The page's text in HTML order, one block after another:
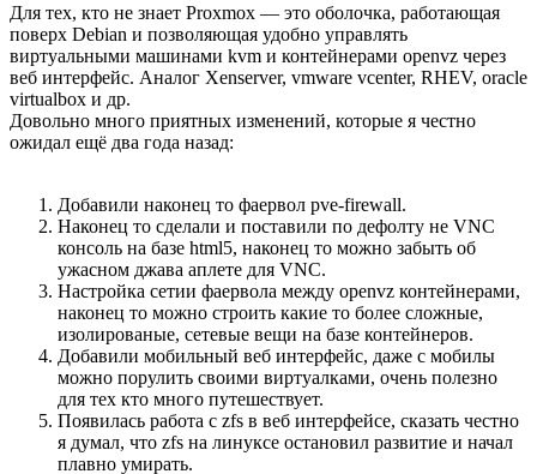
Для тех, кто не знает Proxmox — это оболочка, работающая
поверх Debian и позволяющая удобно управлять
виртуальными машинами kvm и контейнерами openvz через
веб интерфейс. Аналог Xenserver, vmware vcenter, RHEV, oracle
virtualbox и др.
Довольно много приятных изменений, которые я честно
ожидал ещё два года назад:
Добавили наконец то фаервол pve-firewall.
Наконец то сделали и поставили по дефолту не VNC
консоль на базе html5, наконец то можно забыть об
ужасном джава аплете для VNC.
Настройка сетии фаервола между openvz контейнерами,
наконец то можно строить какие то более сложные,
изолированые, сетевые вещи на базе контейнеров.
Добавили мобильный веб интерфейс, даже с мобилы
можно порулить своими виртуалками, очень полезно
для тех кто много путешествует.
Появилась работа с zfs в веб интерфейсе, сказать честно
я думал, что zfs на линуксе остановил развитие и начал
плавно умирать.